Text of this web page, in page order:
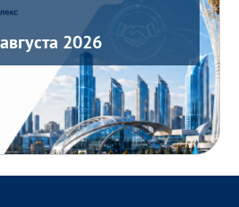
2026